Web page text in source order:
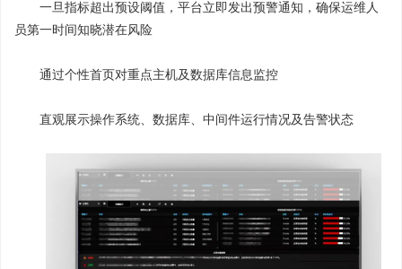
一旦指标超出预设阈值，平台立即发出预警通知，确保运维人
员第一时间知晓潜在风险
通过个性首页对重点主机及数据库信息监控
直观展示操作系统、数据库、中间件运行情况及告警状态